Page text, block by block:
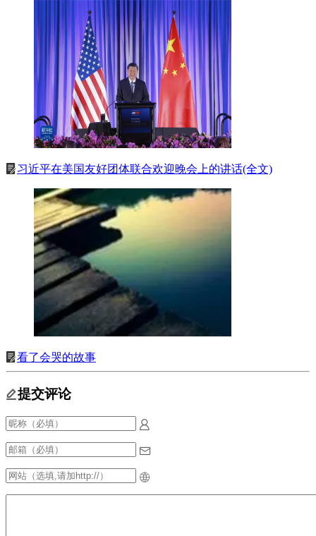
提交评论
习近平在美国友好团体联合欢迎晚会上的讲话(全文)
看了会哭的故事